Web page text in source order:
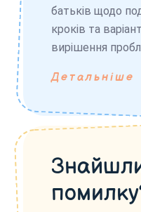
батьків щодо
кроків та
вирішення
Детальніше